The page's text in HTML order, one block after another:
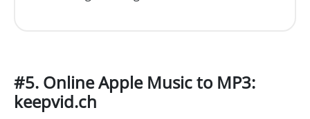
#5. Online Apple Music to MP3:
keepvid.ch